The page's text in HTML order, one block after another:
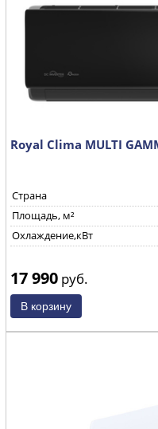
Royal Clima MULTI
Страна
Площадь, м²
Охлаждение,кВт
17 990 руб.